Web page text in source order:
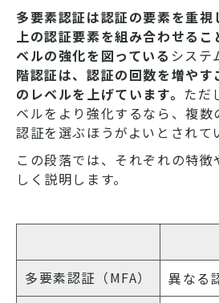
多要素認証は認証の要素を重視
上の認証要素を組み合わせる
ベルの強化を図っている システ
階認証は、認証の回数を増やす
のレベルを上げています。 ただ
ベルをより強化するなら、複数
認証を選ぶほうがよいとされて
この段落では、それぞれの特
しく説明します。
多要素認証（MFA）
異なる